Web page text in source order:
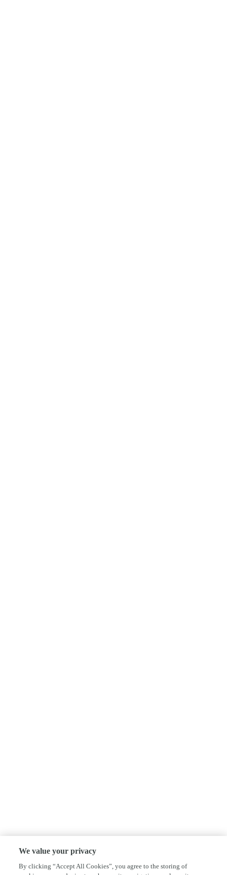
We value your privacy
By clicking “Accept All Cookies”, you agree to the storing of